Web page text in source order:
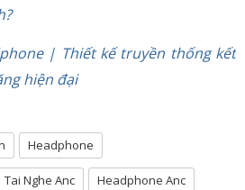
| Thiết kế truyền thống kết
hiện đại
Headphone
Tai Nghe Anc Headphone Anc